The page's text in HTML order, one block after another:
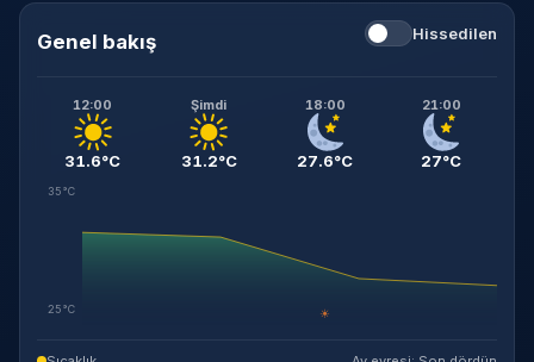
Genel bakış Hissedilen
12:00
31.6°C
Şimdi
31.2°C
18:00
27.6°C
21:00
27°C
35°C
25°C ☀